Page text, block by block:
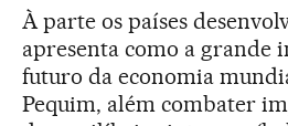
À parte os países
apresenta como a grande
futuro da economia
Pequim, além combater